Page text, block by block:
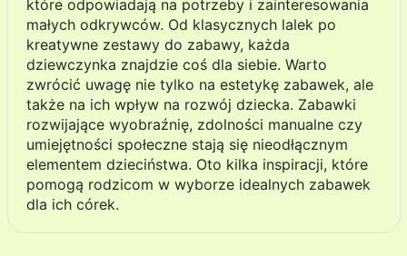
które odpowiadają na potrzeby i zainteresowania
małych odkrywców. Od klasycznych lalek po
kreatywne zestawy do zabawy, każda
dziewczynka znajdzie coś dla siebie. Warto
zwrócić uwagę nie tylko na estetykę zabawek, ale
także na ich wpływ na rozwój dziecka. Zabawki
rozwijające wyobraźnię, zdolności manualne czy
umiejętności społeczne stają się nieodłącznym
elementem dzieciństwa. Oto kilka inspiracji, które
pomogą rodzicom w wyborze idealnych zabawek
dla ich córek.